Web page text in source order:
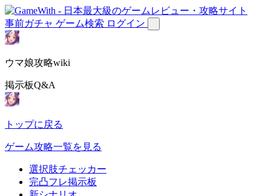
事前ガチャ ゲーム検索 ログイン
ウマ娘攻略wiki
掲示板Q&A
トップに戻る
ゲーム攻略一覧を見る
選択肢チェッカー
完凸フレ掲示板